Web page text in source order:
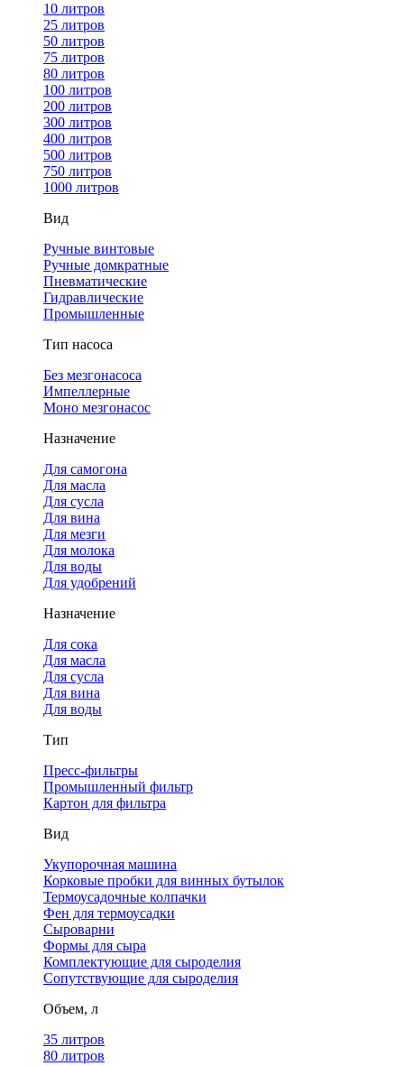
10 литров
25 литров
50 литров
75 литров
80 литров
100 литров
200 литров
300 литров
400 литров
500 литров
750 литров
1000 литров
Вид
Ручные винтовые
Ручные домкратные
Пневматические
Гидравлические
Промышленные
Тип насоса
Без мезгонасоса
Импеллерные
Моно мезгонасос
Назначение
Для самогона
Для масла
Для сусла
Для вина
Для мезги
Для молока
Для воды
Для удобрений
Назначение
Для сока
Для масла
Для сусла
Для вина
Для воды
Тип
Пресс-фильтры
Промышленный фильтр
Картон для фильтра
Вид
Укупорочная машина
Корковые пробки для винных бутылок
Термоусадочные колпачки
Фен для термоусадки
Сыроварни
Формы для сыра
Комплектующие для сыроделия
Сопутствующие для сыроделия
Объем, л
35 литров
80 литров